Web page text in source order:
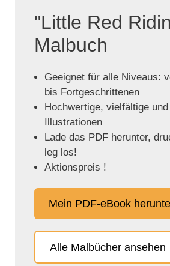
"Little Red
Malbuch
Geeignet für alle Niveaus:
bis Fortgeschrittenen
Hochwertige, vielfältige
Illustrationen
Lade das PDF herunter,
leg los!
Aktionspreis !
Mein PDF-eBook
Alle Malbücher ansehen